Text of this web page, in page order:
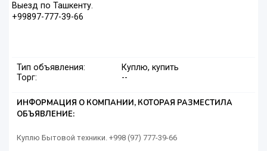
Выезд по Ташкенту.
+99897-777-39-66
Тип объявления:
Куплю, купить
Торг:
--
ИНФОРМАЦИЯ О КОМПАНИИ, КОТОРАЯ РАЗМЕСТИЛА
ОБЪЯВЛЕНИЕ:
Куплю Бытовой техники. +998 (97) 777-39-66